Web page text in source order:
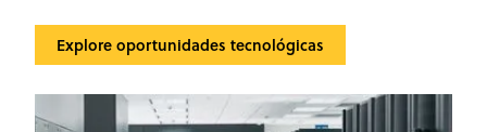
Explore oportunidades tecnológicas